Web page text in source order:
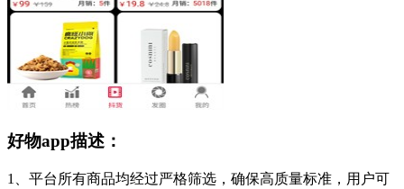
好物app描述：
1、平台所有商品均经过严格筛选，确保高质量标准，用户可